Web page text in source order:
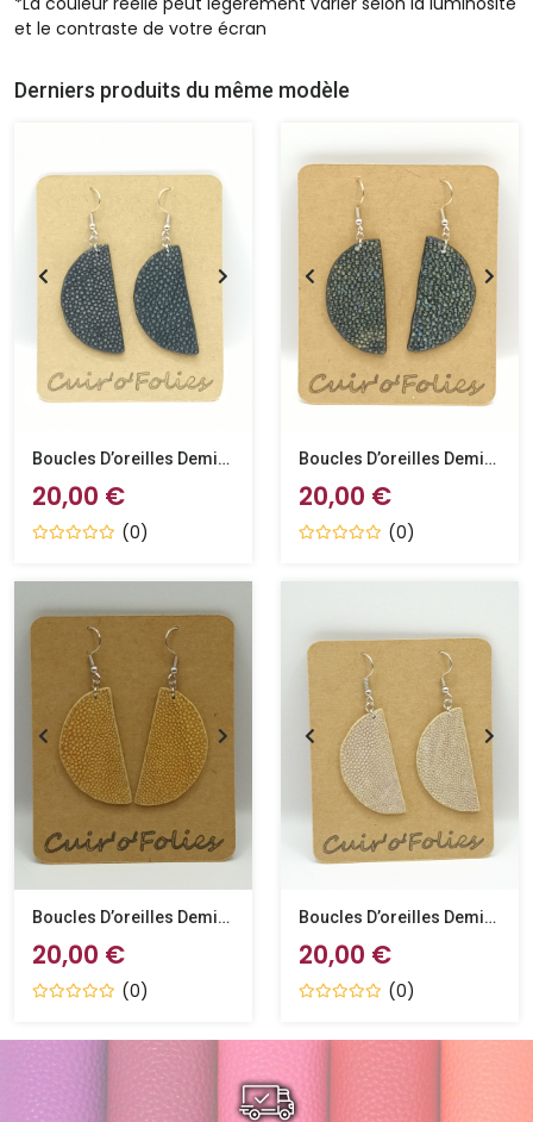
et le contraste de votre écran
Derniers produits du même modèle
Boucles D’oreilles Demi-Lune En Galuchat Noire
20,00 €
(0)
Boucles D’oreilles Demi-Lune En Galuchat Caviar
20,00 €
(0)
Boucles D’oreilles Demi-Lune En Galuchat Café Au Lait
20,00 €
(0)
Boucles D’oreilles Demi-Lune En Galuchat Grège
20,00 €
(0)